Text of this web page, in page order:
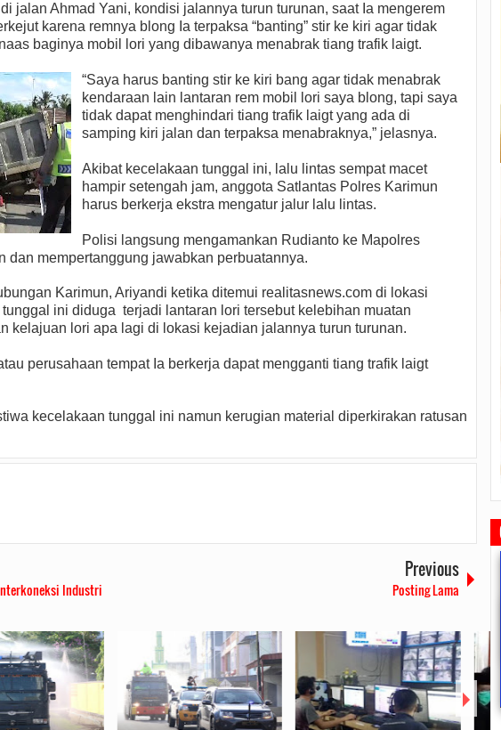
jalan Ahmad Yani, kondisi jalannya turun turunan, saat Ia mengerem
karena remnya blong Ia terpaksa “banting” stir ke kiri agar tidak
baginya mobil lori yang dibawanya menabrak tiang trafik laigt.
“Saya harus banting stir ke kiri bang agar tidak menabrak
kendaraan lain lantaran rem mobil lori saya blong, tapi saya
tidak dapat menghindari tiang trafik laigt yang ada di
samping kiri jalan dan terpaksa menabraknya,” jelasnya.
Akibat kecelakaan tunggal ini, lalu lintas sempat macet
hampir setengah jam, anggota Satlantas Polres Karimun
harus berkerja ekstra mengatur jalur lalu lintas.
Polisi langsung mengamankan Rudianto ke Mapolres
dan mempertanggung jawabkan perbuatannya.
Karimun, Ariyandi ketika ditemui realitasnews.com di lokasi
ini diduga terjadi lantaran lori tersebut kelebihan muatan
kelajuan lori apa lagi di lokasi kejadian jalannya turun turunan.
perusahaan tempat Ia berkerja dapat mengganti tiang trafik laigt
kecelakaan tunggal ini namun kerugian material diperkirakan ratusan
Industri
Previous
Posting Lama
Rudi Sampaikan Rencana
Pembangunan Batam
2019/07/160 Comments
Rudi Tinjau Pemupukan Pohon dan
Kesiapan Pelebaran Jalan
2019/06/190 Comments
Safari Ramadhan Walikota
Silahturahmi Dan Komunikasi
Dengan Masyarakat
2019/05/140